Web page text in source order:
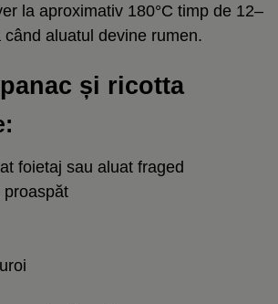
la aproximativ 180°C timp de 12–
aluatul devine rumen.
și ricotta
foietaj sau aluat fraged
proaspăt